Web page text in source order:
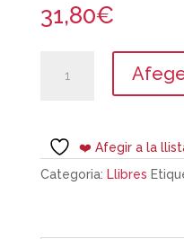
31,80€
Terrassa:
motiu
❤️ Afegir a la
Categoria: Llibres